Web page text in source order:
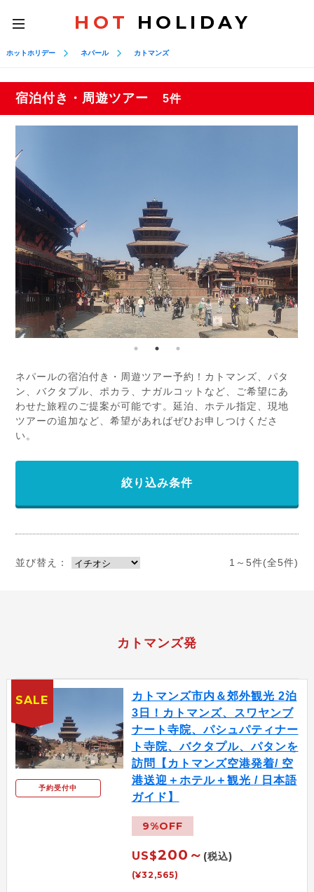
toggle
navigation
HOT HOLIDAY
ホットホリデー ネパール カトマンズ
宿泊付き・周遊ツアー 5件
ネパールの宿泊付き・周遊ツアー予約！カトマンズ、パタ
ン、バクタプル、ポカラ、ナガルコットなど、ご希望にあ
わせた旅程のご提案が可能です。延泊、ホテル指定、現地
ツアーの追加など、希望があればぜひお申しつけくださ
い。
絞り込み条件
並び替え： 1～5件(全5件)
カトマンズ発
予約受付中
カトマンズ市内＆郊外観光 2泊
3日！カトマンズ、スワヤンブ
ナート寺院、パシュパティナー
ト寺院、バクタプル、パタンを
訪問【カトマンズ空港発着/ 空
港送迎＋ホテル＋観光 / 日本語
ガイド】
9%OFF
US$200～ (税込)
(¥32,565)
SALE